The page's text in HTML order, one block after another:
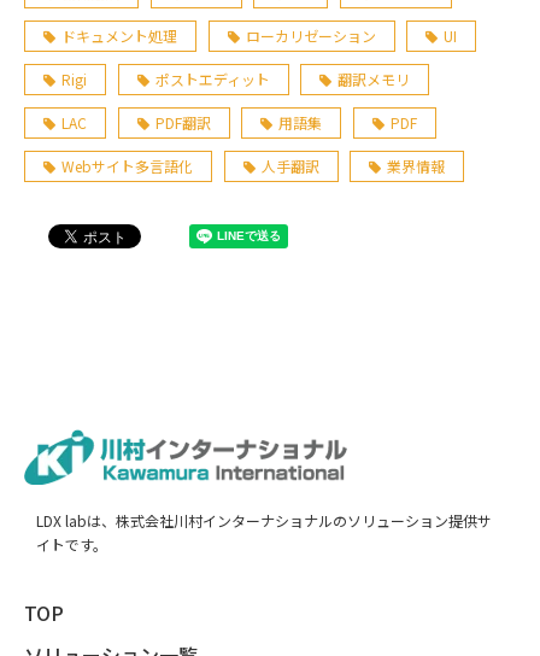
ドキュメント処理 ローカリゼーション UI
Rigi ポストエディット 翻訳メモリ
LAC PDF翻訳 用語集 PDF
Webサイト多言語化 人手翻訳 業界情報
LDX labは、株式会社川村インターナショナルのソリューション提供サ
イトです。
TOP